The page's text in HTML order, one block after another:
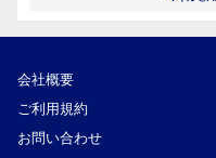
会社概要
ご利用規約
お問い合わせ